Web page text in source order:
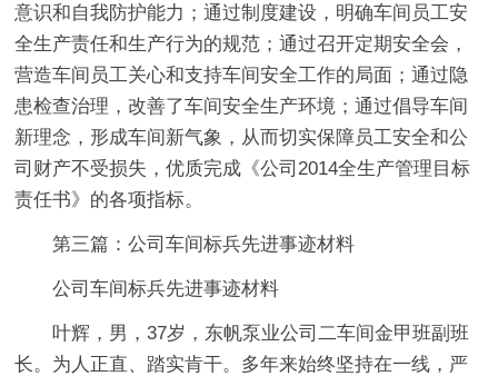
意识和自我防护能力；通过制度建设，明确车间员工安
全生产责任和生产行为的规范；通过召开定期安全会，
营造车间员工关心和支持车间安全工作的局面；通过隐
患检查治理，改善了车间安全生产环境；通过倡导车间
新理念，形成车间新气象，从而切实保障员工安全和公
司财产不受损失，优质完成《公司2014全生产管理目标
责任书》的各项指标。
第三篇：公司车间标兵先进事迹材料
公司车间标兵先进事迹材料
叶辉，男，37岁，东帆泵业公司二车间金甲班副班
长。为人正直、踏实肯干。多年来始终坚持在一线，严